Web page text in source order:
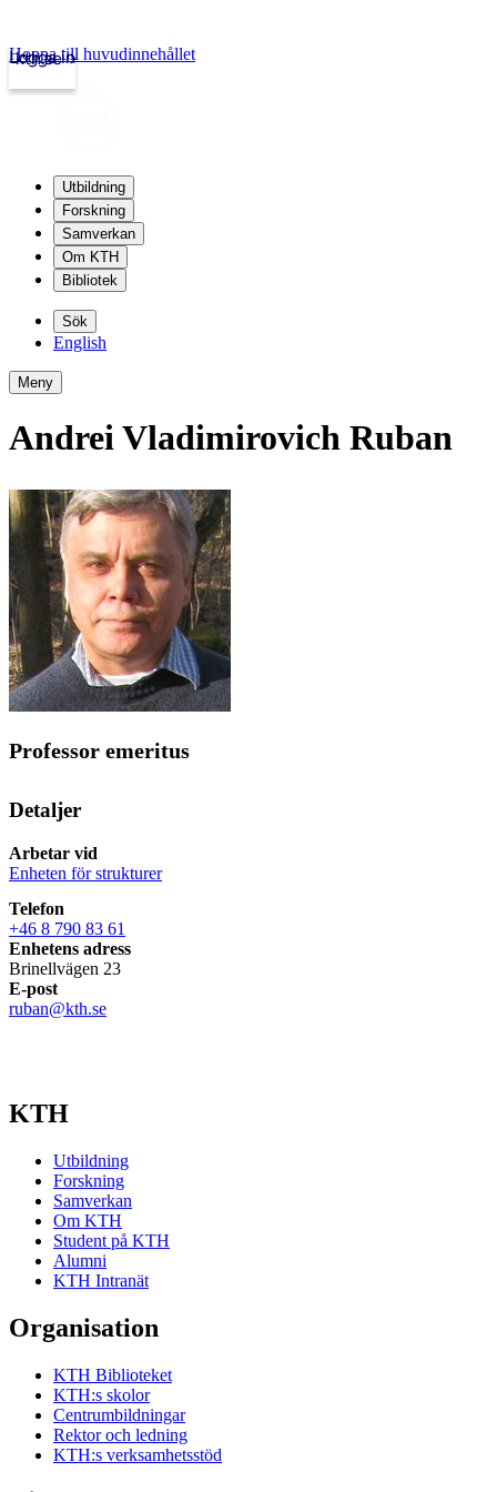
kth.se
Logga in
Hoppa till huvudinnehållet
Utbildning
Forskning
Samverkan
Om KTH
Bibliotek
Sök
English
Meny
Andrei Vladimirovich Ruban
Professor emeritus
Detaljer
Arbetar vid
Enheten för strukturer
Telefon
+46 8 790 83 61
Enhetens adress
Brinellvägen 23
E-post
ruban@kth.se
KTH
Utbildning
Forskning
Samverkan
Om KTH
Student på KTH
Alumni
KTH Intranät
Organisation
KTH Biblioteket
KTH:s skolor
Centrumbildningar
Rektor och ledning
KTH:s verksamhetsstöd